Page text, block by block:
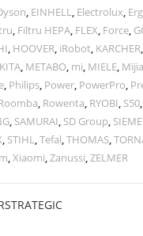
, EINHELL, Electrolux,
, Filtru HEPA, FLEX, Force,
, HOOVER, iRobot, KARCHER,
, METABO, mi, MIELE, Mijia
, Philips, Power, PowerPro,
, Rowenta, RYOBI, S50,
, SAMURAI, SD Group,
, STIHL,Tefal,THOMAS,
,Xiaomi,Zanussi,ZELMER
STRATEGIC